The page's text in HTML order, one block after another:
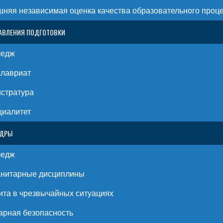
независимая оценка качества образовательного
ПОДГОТОВКИ
дисциплины
в чрезвычайных ситуациях
безопасность